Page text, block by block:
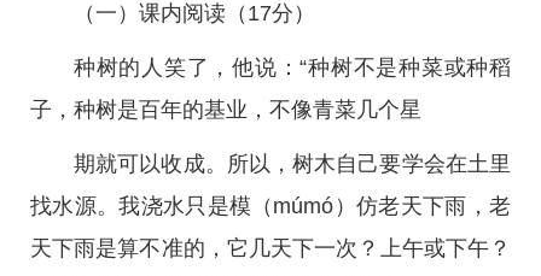
（一）课内阅读（17分）
种树的人笑了，他说：“种树不是种菜或种稻
子，种树是百年的基业，不像青菜几个星
期就可以收成。所以，树木自己要学会在土里
找水源。我浇水只是模（múmó）仿老天下雨，老
天下雨是算不准的，它几天下一次？上午或下午？